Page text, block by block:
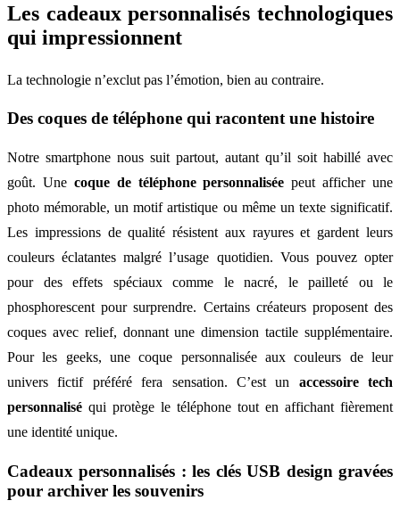
Les cadeaux personnalisés technologiques
qui impressionnent
La technologie n’exclut pas l’émotion, bien au contraire.
Des coques de téléphone qui racontent une histoire
Notre smartphone nous suit partout, autant qu’il soit habillé avec
goût. Une coque de téléphone personnalisée peut afficher une
photo mémorable, un motif artistique ou même un texte significatif.
Les impressions de qualité résistent aux rayures et gardent leurs
couleurs éclatantes malgré l’usage quotidien. Vous pouvez opter
pour des effets spéciaux comme le nacré, le pailleté ou le
phosphorescent pour surprendre. Certains créateurs proposent des
coques avec relief, donnant une dimension tactile supplémentaire.
Pour les geeks, une coque personnalisée aux couleurs de leur
univers fictif préféré fera sensation. C’est un accessoire tech
personnalisé qui protège le téléphone tout en affichant fièrement
une identité unique.
Cadeaux personnalisés : les clés USB design gravées
pour archiver les souvenirs